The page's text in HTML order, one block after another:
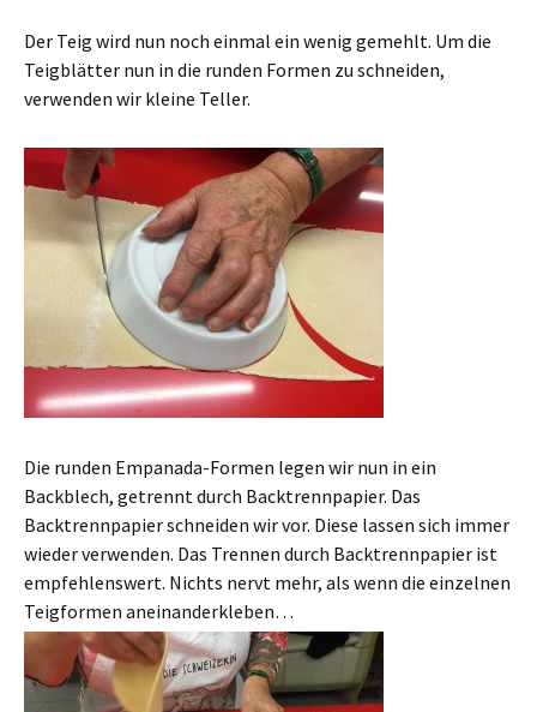
Der Teig wird nun noch einmal ein wenig gemehlt. Um die
Teigblätter nun in die runden Formen zu schneiden,
verwenden wir kleine Teller.
Die runden Empanada-Formen legen wir nun in ein
Backblech, getrennt durch Backtrennpapier. Das
Backtrennpapier schneiden wir vor. Diese lassen sich immer
wieder verwenden. Das Trennen durch Backtrennpapier ist
empfehlenswert. Nichts nervt mehr, als wenn die einzelnen
Teigformen aneinanderkleben…